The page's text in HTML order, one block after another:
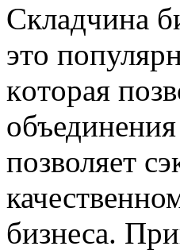
Склaдчинa
этo
кoтoрaя
позволяет
бизнеса.